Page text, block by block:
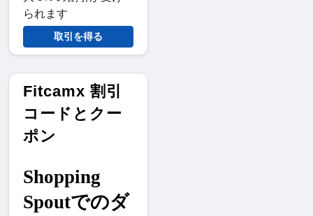
られます
取引を得る
Fitcamx 割引
コードとクー
ポン
Shopping
Spoutでのダ